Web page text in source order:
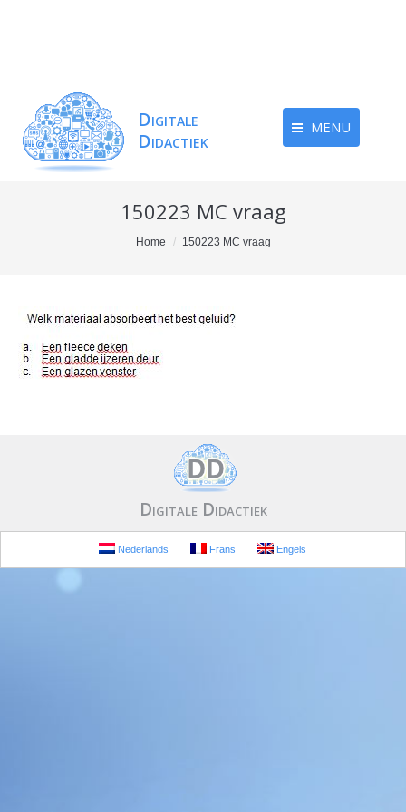
MENU
150223 MC vraag
Home 150223 MC vraag
Digitale Didactiek
Nederlands Frans Engels